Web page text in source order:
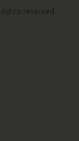
reserved.